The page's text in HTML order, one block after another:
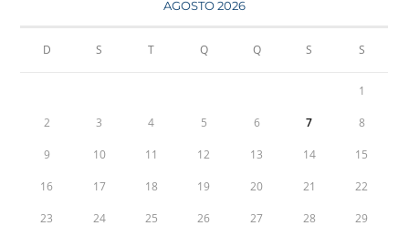
AGOSTO 2026
D S T Q Q S S
1
2 3 4 5 6 7 8
9 10 11 12 13 14 15
16 17 18 19 20 21 22
23 24 25 26 27 28 29